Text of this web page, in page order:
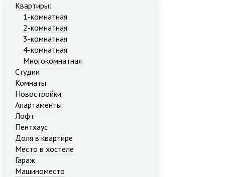
Квартиры:
1-комнатная
2-комнатная
3-комнатная
4-комнатная
Многокомнатная
Студии
Комнаты
Новостройки
Апартаменты
Лофт
Пентхаус
Доля в квартире
Место в хостеле
Гараж
Машиноместо